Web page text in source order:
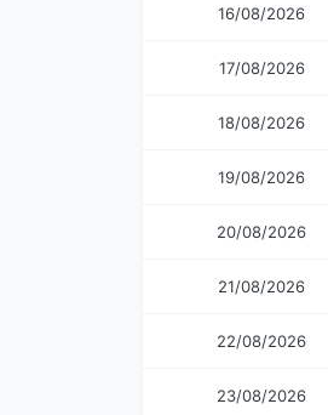
16/08/2026
17/08/2026
18/08/2026
19/08/2026
20/08/2026
21/08/2026
22/08/2026
23/08/2026